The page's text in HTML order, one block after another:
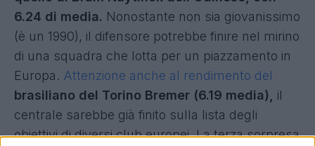
6.24 di media. Nonostante non sia giovanissimo
(è un 1990), il difensore potrebbe finire nel mirino
di una squadra che lotta per un piazzamento in
Europa. Attenzione anche al rendimento del
brasiliano del Torino Bremer (6.19 media),
il
centrale sarebbe già finito sulla lista degli
obiettivi di diversi club europei. La terza sorpresa